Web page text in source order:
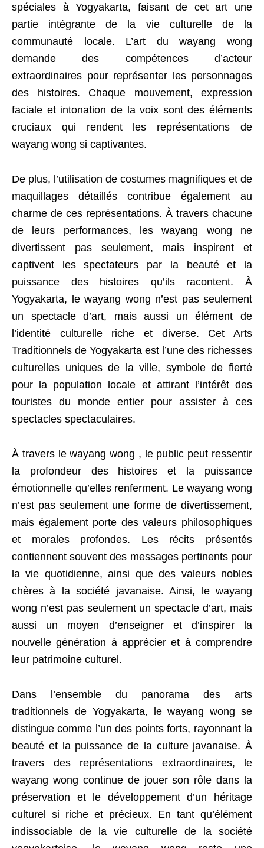
spéciales à Yogyakarta, faisant de cet art une
partie intégrante de la vie culturelle de la
communauté locale. L’art du wayang wong
demande des compétences d’acteur
extraordinaires pour représenter les personnages
des histoires. Chaque mouvement, expression
faciale et intonation de la voix sont des éléments
cruciaux qui rendent les représentations de
wayang wong si captivantes.
De plus, l’utilisation de costumes magnifiques et de
maquillages détaillés contribue également au
charme de ces représentations. À travers chacune
de leurs performances, les wayang wong ne
divertissent pas seulement, mais inspirent et
captivent les spectateurs par la beauté et la
puissance des histoires qu’ils racontent. À
Yogyakarta, le wayang wong n’est pas seulement
un spectacle d’art, mais aussi un élément de
l’identité culturelle riche et diverse. Cet Arts
Traditionnels de Yogyakarta est l’une des richesses
culturelles uniques de la ville, symbole de fierté
pour la population locale et attirant l’intérêt des
touristes du monde entier pour assister à ces
spectacles spectaculaires.
À travers le wayang wong , le public peut ressentir
la profondeur des histoires et la puissance
émotionnelle qu’elles renferment. Le wayang wong
n’est pas seulement une forme de divertissement,
mais également porte des valeurs philosophiques
et morales profondes. Les récits présentés
contiennent souvent des messages pertinents pour
la vie quotidienne, ainsi que des valeurs nobles
chères à la société javanaise. Ainsi, le wayang
wong n’est pas seulement un spectacle d’art, mais
aussi un moyen d’enseigner et d’inspirer la
nouvelle génération à apprécier et à comprendre
leur patrimoine culturel.
Dans l’ensemble du panorama des arts
traditionnels de Yogyakarta, le wayang wong se
distingue comme l’un des points forts, rayonnant la
beauté et la puissance de la culture javanaise. À
travers des représentations extraordinaires, le
wayang wong continue de jouer son rôle dans la
préservation et le développement d’un héritage
culturel si riche et précieux. En tant qu’élément
indissociable de la vie culturelle de la société